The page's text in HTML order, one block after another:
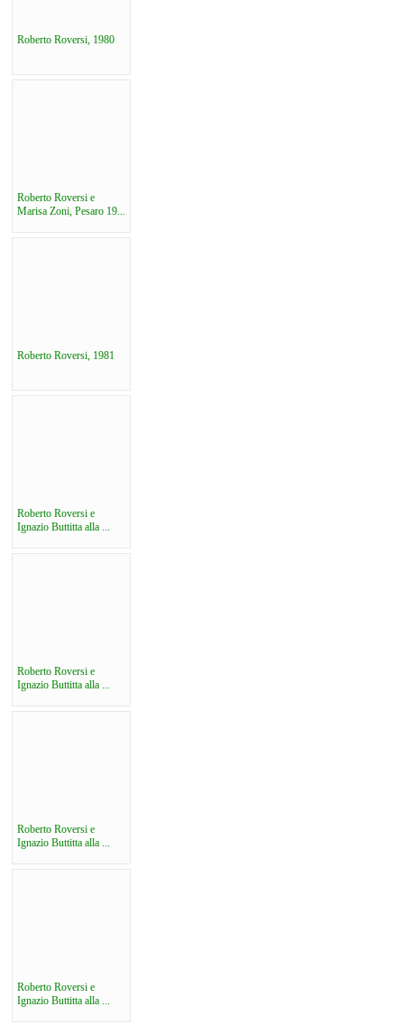
Roberto Roversi, 1980
Roberto Roversi e
Marisa Zoni, Pesaro 19...
Roberto Roversi, 1981
Roberto Roversi e
Ignazio Buttitta alla ...
Roberto Roversi e
Ignazio Buttitta alla ...
Roberto Roversi e
Ignazio Buttitta alla ...
Roberto Roversi e
Ignazio Buttitta alla ...